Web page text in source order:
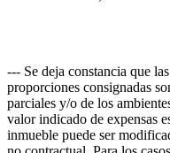
--- Se deja constancia que
proporciones consignadas
parciales y/o de los
valor indicado de expensas
inmueble puede ser